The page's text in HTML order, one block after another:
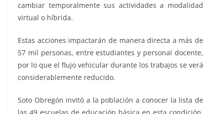
cambiar temporalmente sus actividades a modalidad
virtual o híbrida.
Estas acciones impactarán de manera directa a más de
57 mil personas, entre estudiantes y personal docente,
por lo que el flujo vehicular durante los trabajos se verá
considerablemente reducido.
Soto Obregón invitó a la población a conocer la lista de